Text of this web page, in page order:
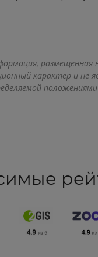
размещенная
характер и не